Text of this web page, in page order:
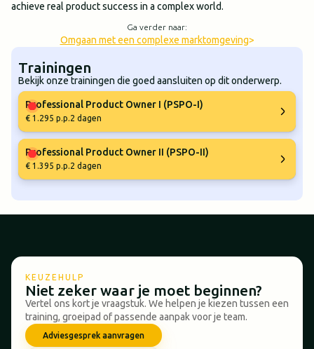
achieve real product success in a complex world.
Ga verder naar:
Omgaan met een complexe marktomgeving>
Trainingen
Bekijk onze trainingen die goed aansluiten op dit onderwerp.
Professional Product Owner I (PSPO-I)
€ 1.295 p.p.2 dagen
Professional Product Owner II (PSPO-II)
€ 1.395 p.p.2 dagen
KEUZEHULP
Niet zeker waar je moet beginnen?
Vertel ons kort je vraagstuk. We helpen je kiezen tussen een
training, groeipad of passende aanpak voor je team.
Adviesgesprek aanvragen